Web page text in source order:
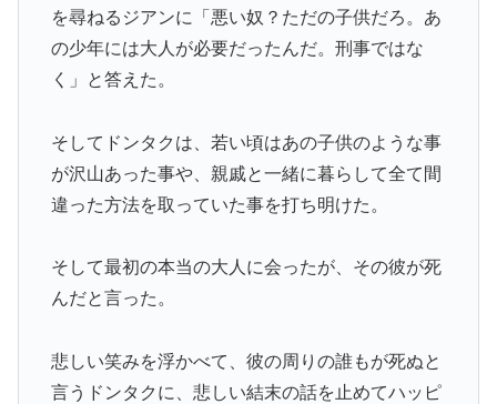
を尋ねるジアンに「悪い奴？ただの子供だろ。あ
の少年には大人が必要だったんだ。刑事ではな
く」と答えた。
そしてドンタクは、若い頃はあの子供のような事
が沢山あった事や、親戚と一緒に暮らして全て間
違った方法を取っていた事を打ち明けた。
そして最初の本当の大人に会ったが、その彼が死
んだと言った。
悲しい笑みを浮かべて、彼の周りの誰もが死ぬと
言うドンタクに、悲しい結末の話を止めてハッピ